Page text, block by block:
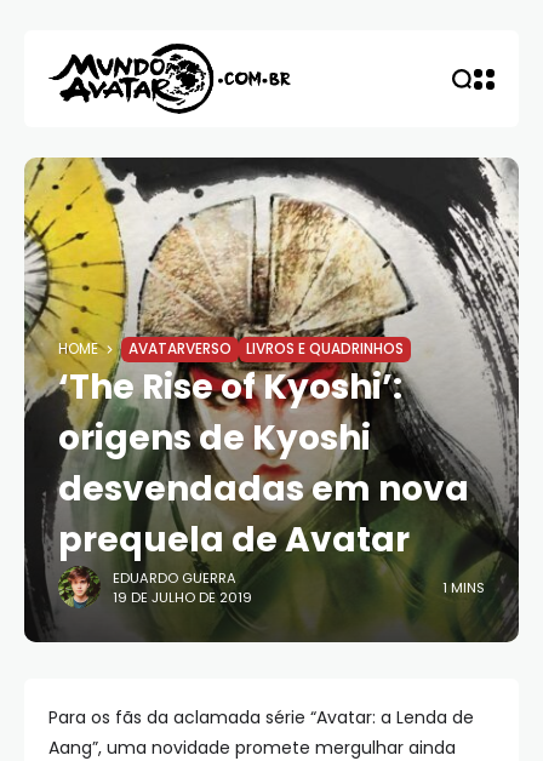
HOME AVATARVERSO LIVROS E QUADRINHOS
‘The Rise of Kyoshi’:
origens de Kyoshi
desvendadas em nova
prequela de Avatar
EDUARDO GUERRA
19 DE JULHO DE 2019
1 MINS
Para os fãs da aclamada série “Avatar: a Lenda de
Aang”, uma novidade promete mergulhar ainda